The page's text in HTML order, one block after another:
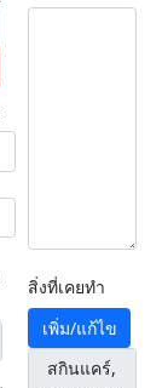
สิ่งที่เคยทำ
เพิ่ม/แก้ไข